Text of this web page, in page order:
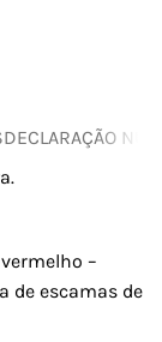
DECLARAÇÃO
–
de escamas de